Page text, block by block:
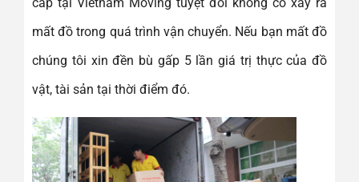
mất đồ trong quá trình vận chuyển. Nếu bạn mất đồ
chúng tôi xin đền bù gấp 5 lần giá trị thực của đồ
vật, tài sản tại thời điểm đó.